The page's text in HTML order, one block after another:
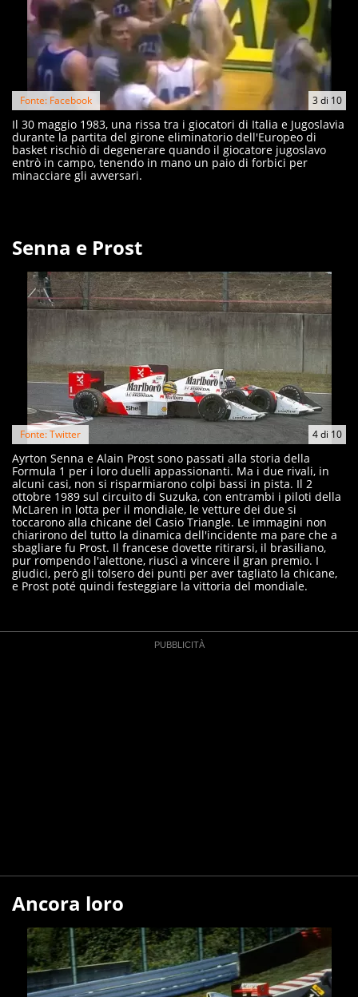
3di 10
Fonte: Facebook
Il 30 maggio 1983, una rissa tra i giocatori di Italia e Jugoslavia
durante la partita del girone eliminatorio dell'Europeo di
basket rischiò di degenerare quando il giocatore jugoslavo
entrò in campo, tenendo in mano un paio di forbici per
minacciare gli avversari.
Senna e Prost
4di 10
Fonte: Twitter
Ayrton Senna e Alain Prost sono passati alla storia della
Formula 1 per i loro duelli appassionanti. Ma i due rivali, in
alcuni casi, non si risparmiarono colpi bassi in pista. Il 2
ottobre 1989 sul circuito di Suzuka, con entrambi i piloti della
McLaren in lotta per il mondiale, le vetture dei due si
toccarono alla chicane del Casio Triangle. Le immagini non
chiarirono del tutto la dinamica dell'incidente ma pare che a
sbagliare fu Prost. Il francese dovette ritirarsi, il brasiliano,
pur rompendo l'alettone, riuscì a vincere il gran premio. I
giudici, però gli tolsero dei punti per aver tagliato la chicane,
e Prost poté quindi festeggiare la vittoria del mondiale.
Ancora loro